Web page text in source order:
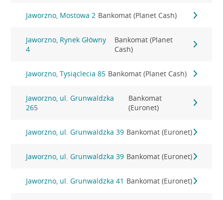
Jaworzno, Mostowa 2 Bankomat (Planet Cash)
Jaworzno, Rynek Główny
4
Bankomat (Planet
Cash)
Jaworzno, Tysiąclecia 85 Bankomat (Planet Cash)
Jaworzno, ul. Grunwaldzka
265
Bankomat
(Euronet)
Jaworzno, ul. Grunwaldzka 39 Bankomat (Euronet)
Jaworzno, ul. Grunwaldzka 39 Bankomat (Euronet)
Jaworzno, ul. Grunwaldzka 41 Bankomat (Euronet)